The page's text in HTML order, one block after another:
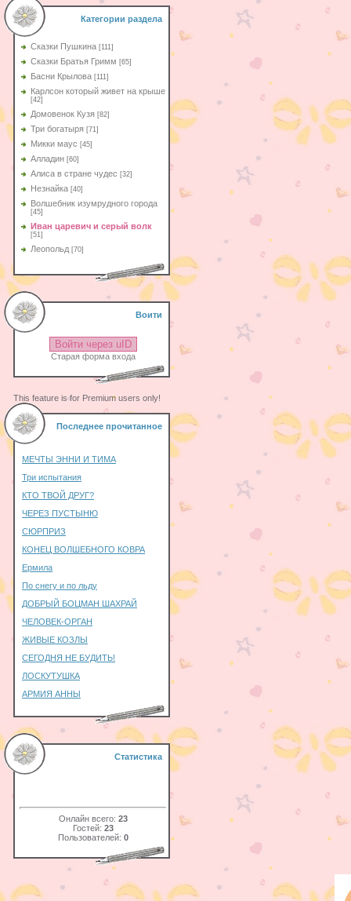
Категории раздела
Сказки Пушкина [111]
Сказки Братья Гримм [65]
Басни Крылова [111]
Карлсон который живет на крыше
[42]
Домовенок Кузя [82]
Три богатыря [71]
Микки маус [45]
Алладин [60]
Aлиса в стране чудес [32]
Незнайка [40]
Волшебник изумрудного города
[45]
Иван царевич и серый волк
[51]
Леопольд [70]
Воити
Войти через uID
Старая форма входа
This feature is for Premium users only!
Последнее прочитанное
МЕЧТЫ ЭННИ И ТИМА
Три испытания
КТО ТВОЙ ДРУГ?
ЧЕРЕЗ ПУСТЫНЮ
СЮРПРИЗ
КОНЕЦ ВОЛШЕБНОГО КОВРА
Ермила
По снегу и по льду
ДОБРЫЙ БОЦМАН ШАХРАЙ
ЧЕЛОВЕК-ОРГАН
ЖИВЫЕ КОЗЛЫ
СЕГОДНЯ НЕ БУДИТЬ!
ЛОСКУТУШКА
АРМИЯ АННЫ
Статистика
Онлайн всего: 23
Гостей: 23
Пользователей: 0